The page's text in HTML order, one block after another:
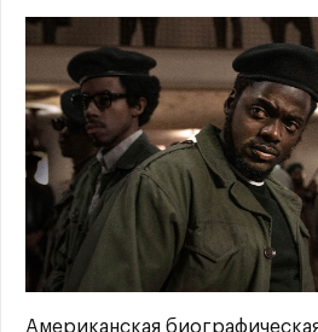
Американская